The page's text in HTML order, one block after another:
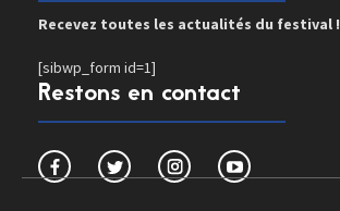
Recevez toutes les actualités du festival !
[sibwp_form id=1]
Restons en contact